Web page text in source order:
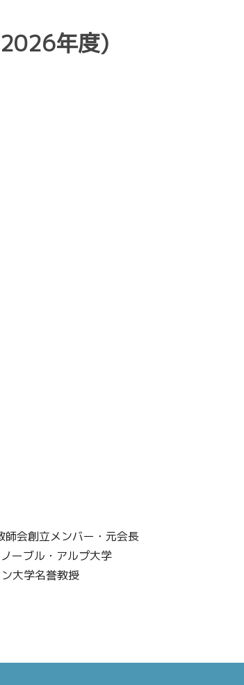
年度)
会創立メンバー・元会長
ーブル・アルプ大学
大学名誉教授